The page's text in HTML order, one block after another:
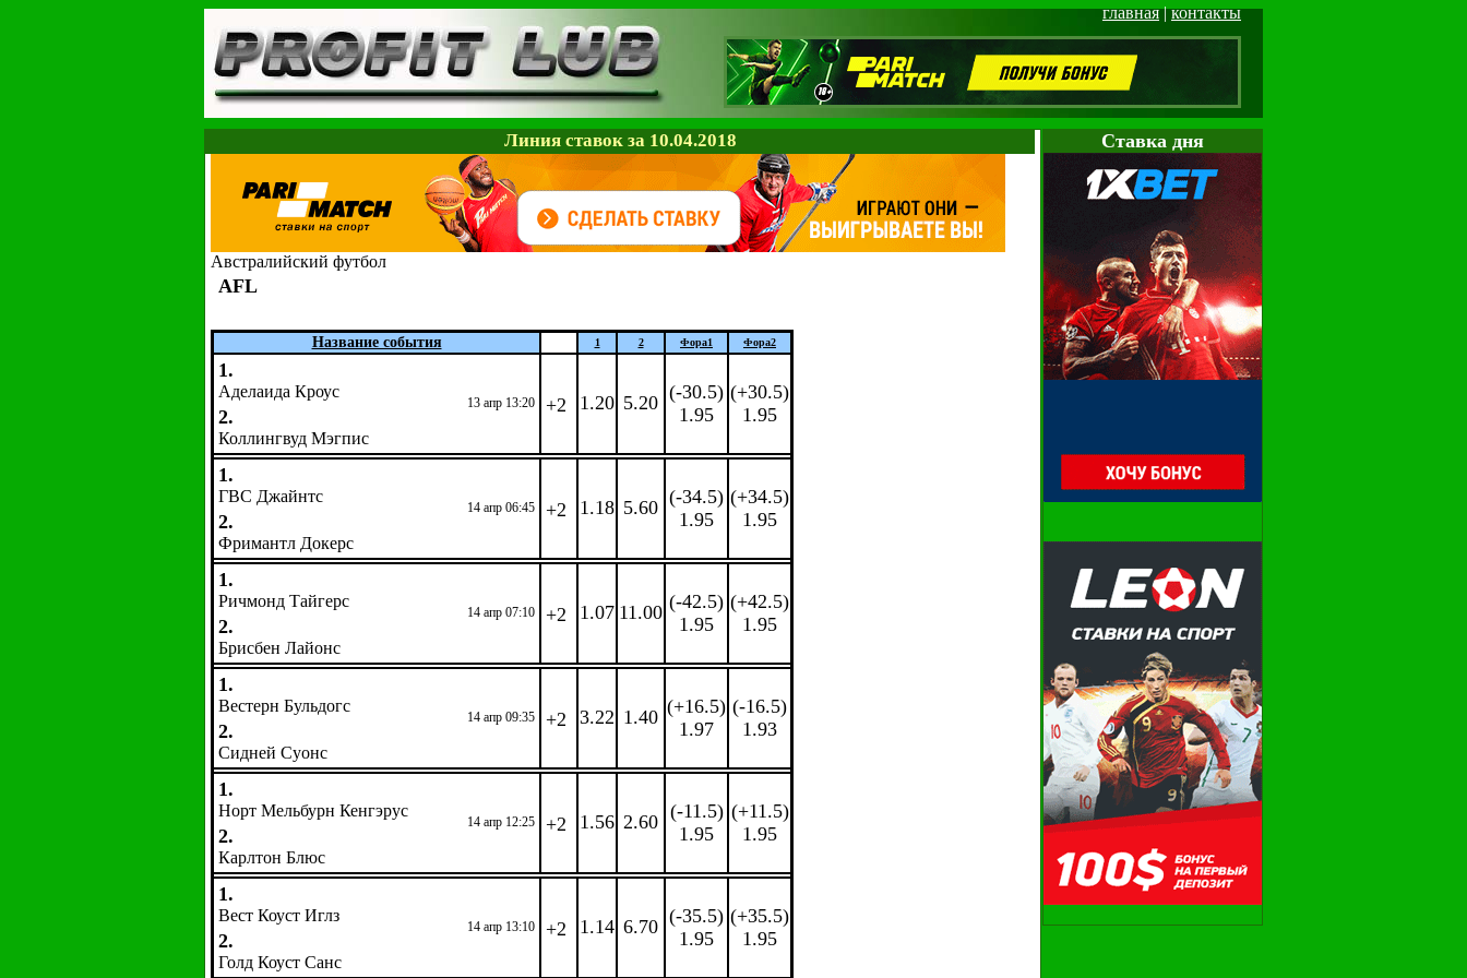
главная|контакты
Cтавка дня
Линия ставок за 10.04.2018
Австралийский футбол
AFL
Название события 1 2 Фора1 Фора2
1.
Аделаида Кроус
13 апр 13:20
2.
Коллингвуд Мэгпис
+2 1.20 5.20 (-30.5)
1.95
(+30.5)
1.95
1.
ГВС Джайнтс
14 апр 06:45
2.
Фримантл Докерс
+2 1.18 5.60 (-34.5)
1.95
(+34.5)
1.95
1.
Ричмонд Тайгерс
14 апр 07:10
2.
Брисбен Лайонс
+2 1.07 11.00 (-42.5)
1.95
(+42.5)
1.95
1.
Вестерн Бульдогс
14 апр 09:35
2.
Сидней Суонс
+2 3.22 1.40 (+16.5)
1.97
(-16.5)
1.93
1.
Норт Мельбурн Кенгэрус
14 апр 12:25
2.
Карлтон Блюс
+2 1.56 2.60 (-11.5)
1.95
(+11.5)
1.95
1.
Вест Коуст Иглз
14 апр 13:10
2.
Голд Коуст Санс
+2 1.14 6.70 (-35.5)
1.95
(+35.5)
1.95